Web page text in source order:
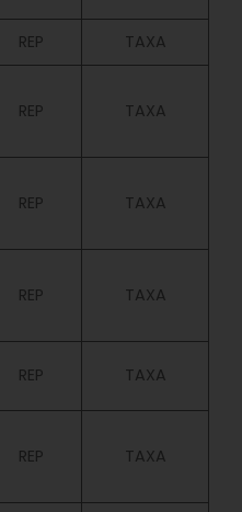
REP TAXA
REP TAXA
REP TAXA
REP TAXA
REP TAXA
REP TAXA